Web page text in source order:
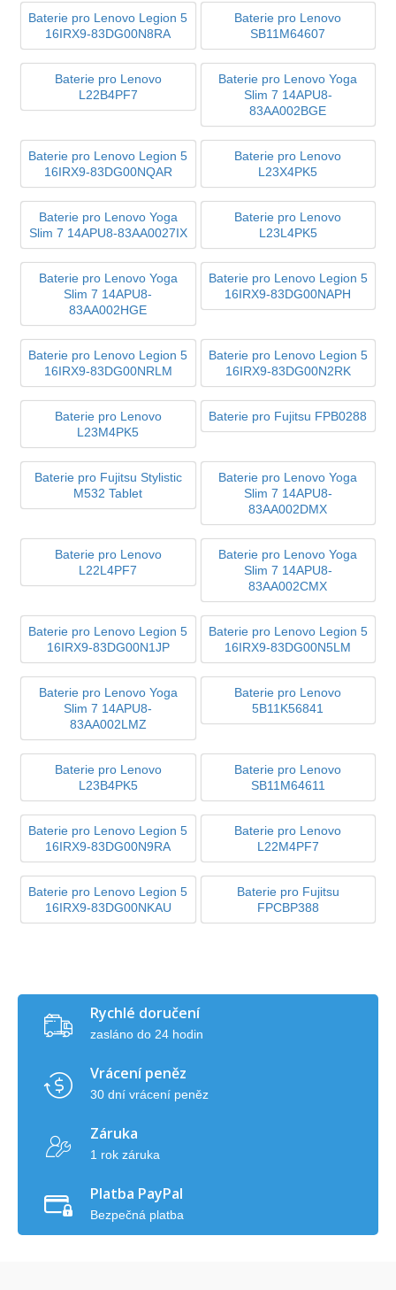
Baterie pro Lenovo Legion 5
16IRX9-83DG00N8RA
Baterie pro Lenovo
SB11M64607
Baterie pro Lenovo
L22B4PF7
Baterie pro Lenovo Yoga
Slim 7 14APU8-
83AA002BGE
Baterie pro Lenovo Legion 5
16IRX9-83DG00NQAR
Baterie pro Lenovo
L23X4PK5
Baterie pro Lenovo Yoga
Slim 7 14APU8-83AA0027IX
Baterie pro Lenovo
L23L4PK5
Baterie pro Lenovo Yoga
Slim 7 14APU8-
83AA002HGE
Baterie pro Lenovo Legion 5
16IRX9-83DG00NAPH
Baterie pro Lenovo Legion 5
16IRX9-83DG00NRLM
Baterie pro Lenovo Legion 5
16IRX9-83DG00N2RK
Baterie pro Lenovo
L23M4PK5
Baterie pro Fujitsu FPB0288
Baterie pro Fujitsu Stylistic
M532 Tablet
Baterie pro Lenovo Yoga
Slim 7 14APU8-
83AA002DMX
Baterie pro Lenovo
L22L4PF7
Baterie pro Lenovo Yoga
Slim 7 14APU8-
83AA002CMX
Baterie pro Lenovo Legion 5
16IRX9-83DG00N1JP
Baterie pro Lenovo Legion 5
16IRX9-83DG00N5LM
Baterie pro Lenovo Yoga
Slim 7 14APU8-
83AA002LMZ
Baterie pro Lenovo
5B11K56841
Baterie pro Lenovo
L23B4PK5
Baterie pro Lenovo
SB11M64611
Baterie pro Lenovo Legion 5
16IRX9-83DG00N9RA
Baterie pro Lenovo
L22M4PF7
Baterie pro Lenovo Legion 5
16IRX9-83DG00NKAU
Baterie pro Fujitsu
FPCBP388
Rychlé doručení
zasláno do 24 hodin
Vrácení peněz
30 dní vrácení peněz
Záruka
1 rok záruka
Platba PayPal
Bezpečná platba